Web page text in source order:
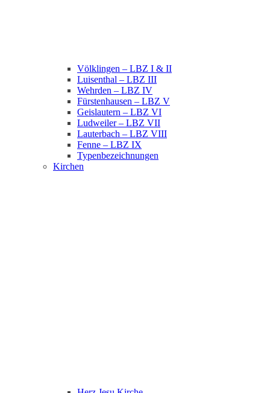
Völklingen – LBZ I & II
Luisenthal – LBZ III
Wehrden – LBZ IV
Fürstenhausen – LBZ V
Geislautern – LBZ VI
Ludweiler – LBZ VII
Lauterbach – LBZ VIII
Fenne – LBZ IX
Typenbezeichnungen
Kirchen